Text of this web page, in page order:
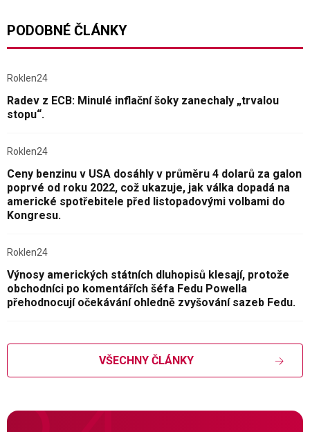
PODOBNÉ ČLÁNKY
Roklen24
Radev z ECB: Minulé inflační šoky zanechaly „trvalou
stopu“.
Roklen24
Ceny benzinu v USA dosáhly v průměru 4 dolarů za galon
poprvé od roku 2022, což ukazuje, jak válka dopadá na
americké spotřebitele před listopadovými volbami do
Kongresu.
Roklen24
Výnosy amerických státních dluhopisů klesají, protože
obchodníci po komentářích šéfa Fedu Powella
přehodnocují očekávání ohledně zvyšování sazeb Fedu.
VŠECHNY ČLÁNKY